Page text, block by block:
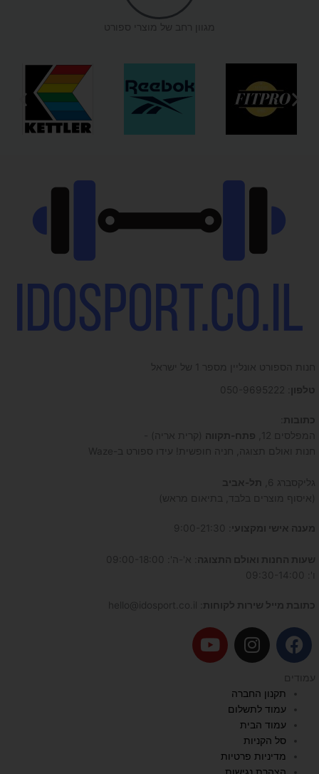
מגוון רחב של מוצרי ספורט
חנות הספורט אונליין מספר 1 של ישראל
טלפון
כתובות
המפלסים 12,
פתח-תקווה (קרית אריה) -
חנות ואולם תצוגה, חניה חופשית! עידו ספורט ב-Waze
גליקסברג 6,
תל-אביב
(איסוף מוצרים בלבד, בתיאום מראש)
מענה אישי ומקצועי
שעות החנות ואולם התצוגה : א'-ה': 09:00-18:00
ו': 09:30-14:00
כתובת מייל שירות לקוחות
F
a
c
e
b
o
o
k
I
n
t
a
g
r
a
Y
o
עמודים
תקנון החברה
עמוד לתשלום
עמוד הבית
סל הקניות
מדיניות פרטיות